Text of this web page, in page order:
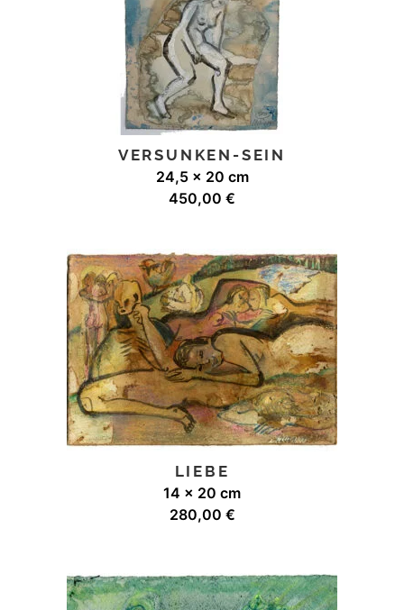
VERSUNKEN-SEIN
24,5 x 20 cm
450,00 €
LIEBE
14 x 20 cm
280,00 €